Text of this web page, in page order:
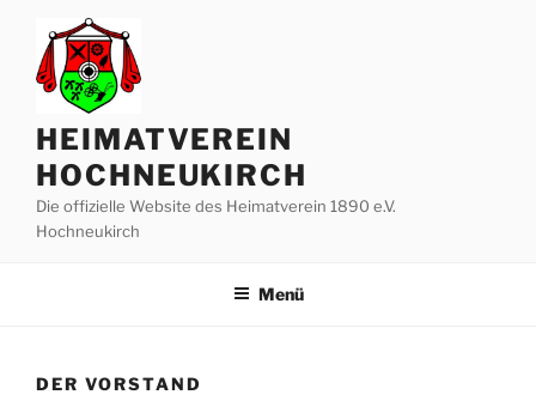
springen
HEIMATVEREIN
HOCHNEUKIRCH
Die offizielle Website des Heimatverein 1890 e.V.
Hochneukirch
Menü
DER VORSTAND